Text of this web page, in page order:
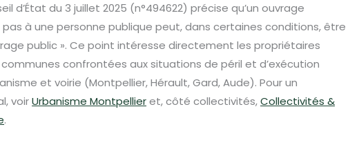
d’État du 3 juillet 2025 (n°494622) précise qu’un ouvrage
à une personne publique peut, dans certaines conditions, être
public ». Ce point intéresse directement les propriétaires
confrontées aux situations de péril et d’exécution
et voirie (Montpellier, Hérault, Gard, Aude). Pour un
voirUrbanisme Montpellieret, côté collectivités,Collectivités &
.